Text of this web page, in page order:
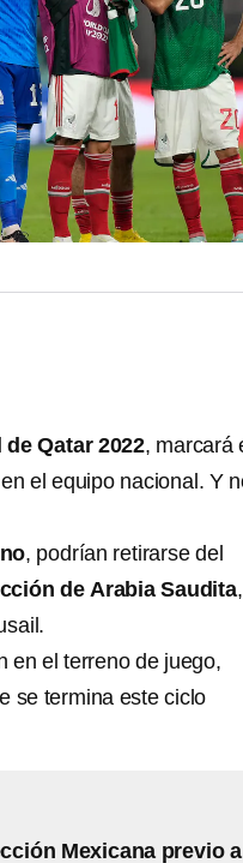
de Qatar 2022, marcará
el equipo nacional. Y
, podrían retirarse del
de Arabia Saudita
en el terreno de juego,
se termina este ciclo
Mexicana previo a